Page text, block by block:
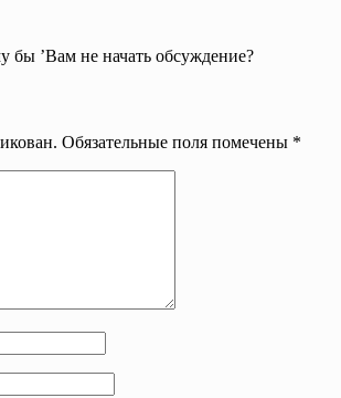
бы ’Вам не начать обсуждение?
Обязательные поля помечены *